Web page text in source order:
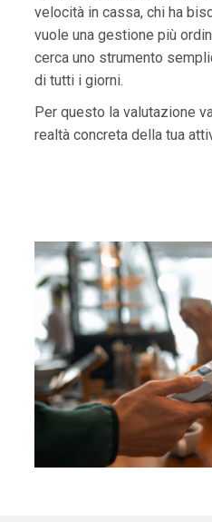
velocità in cassa, chi ha
vuole una gestione più
cerca uno strumento
di tutti i giorni.
Per questo la valutazione
realtà concreta della tua